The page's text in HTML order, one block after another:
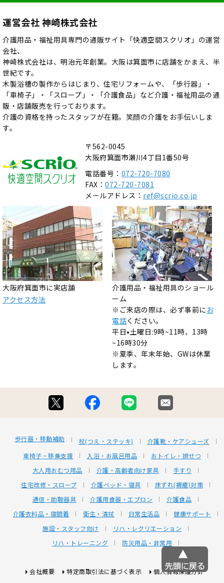
運営会社 神崎株式会社
介護用品・福祉用具専門の通販サイト「快適空間スクリオ」の運営
会社、
神崎株式会社は、明治元年創業。大阪は箕面市に店舗をかまえ、半
世紀です。
木製浴槽の製作からはじまり、住宅リフォームや、「歩行器」・
「車椅子」・「スロープ」・「介護食品」など介護・福祉用品の通
販・店舗販売を行っております。
介護の資格を持ったスタッフが在籍。笑顔の介護をお手伝いしま
す。
〒562-0045
大阪府箕面市瀬川4丁目1番50号
電話番号： 072-720-7080
FAX： 072-720-7081
メールアドレス： ref@scrio.co.jp
大阪府箕面市に実店舗
アクセス方法
介護用品・福祉用具のショール
ーム
※ご来店の際は、必ず事前に お
電話ください。
平日•土曜日:9時~11時、13時
~16時30分
※夏季、年末年始、GWは休業
します。
歩行器・移動補助 杖(つえ・ステッキ)
介護靴・ケアシューズ
車椅子・移乗支援
入浴・お風呂用品
おトイレ・排せつ
大人用おむつ用品
介護・高齢者向け家具
手すり
住宅改修・スロープ
介護ベッド・寝具
床ずれ(褥瘡)対策
通信・助聴器具
介護用食器・エプロン
介護食品
介護衣料品・寝間着
衛生・清拭 日常生活品
健康サポート
施設・スタッフ向け
リハ・レクリエーション
リハ・トレーニング
防災用品・非常用
会社概要 特定商取引法に基づく表示
個人情報保護方針